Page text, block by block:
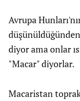
Avrupa
diyor ama onlar
"Macar" diyorlar.
Macaristan